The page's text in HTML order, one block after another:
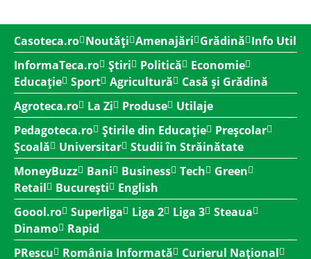
Casoteca.ro Noutăți Amenajări Grădină Info Util
InformaTeca.ro Știri Politică
Economie
Educație Sport Agricultură
Casă și Grădină
Agroteca.ro
La Zi Produse
Utilaje
Pedagoteca.ro Știrile din Educație
Preșcolar
Școală
Universitar Studii în Străinătate
MoneyBuzz
Bani Business Tech
Green
Retail
București
English
Goool.ro Superliga Liga 2 Liga 3 Steaua
Dinamo
Rapid
PRescu
România Informată Curierul Național